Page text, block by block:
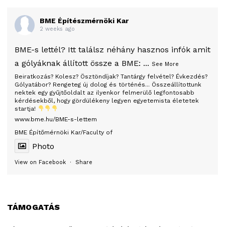
BME Építészmérnöki Kar
2 weeks ago
BME-s lettél? Itt találsz néhány hasznos infók amit
a gólyáknak állított össze a BME:
Beiratkozás? Kolesz? Ösztöndíjak? Tantárgy felvétel? Évkezdés?
Gólyatábor? Rengeteg új dolog és történés... Összeállítottunk
nektek egy gyűjtőoldalt az ilyenkor felmerülő legfontosabb
kérdésekből, hogy gördülékeny legyen egyetemista életetek
startja!
www.bme.hu/BME-s-lettem
BME Építőmérnöki Kar/Faculty of
... See More
Photo
View on Facebook · Share
TÁMOGATÁS